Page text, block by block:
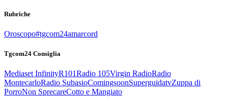
Rubriche
Oroscopo#tgcom24amarcord
Tgcom24 Consiglia
Mediaset InfinityR101Radio 105Virgin RadioRadio
MontecarloRadio SubasioComingsoonSuperguidatvZuppa di
PorroNon SprecareCotto e Mangiato